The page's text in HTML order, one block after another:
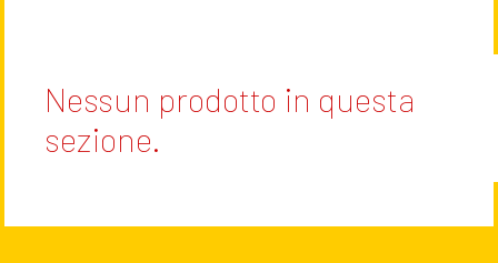
Nessun prodotto in questa
sezione.